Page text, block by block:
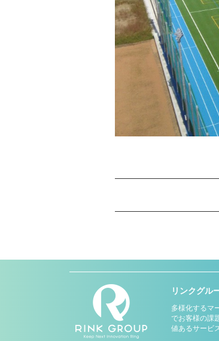
リンクグル
多様化するマ
でお客様の課
値あるサービ